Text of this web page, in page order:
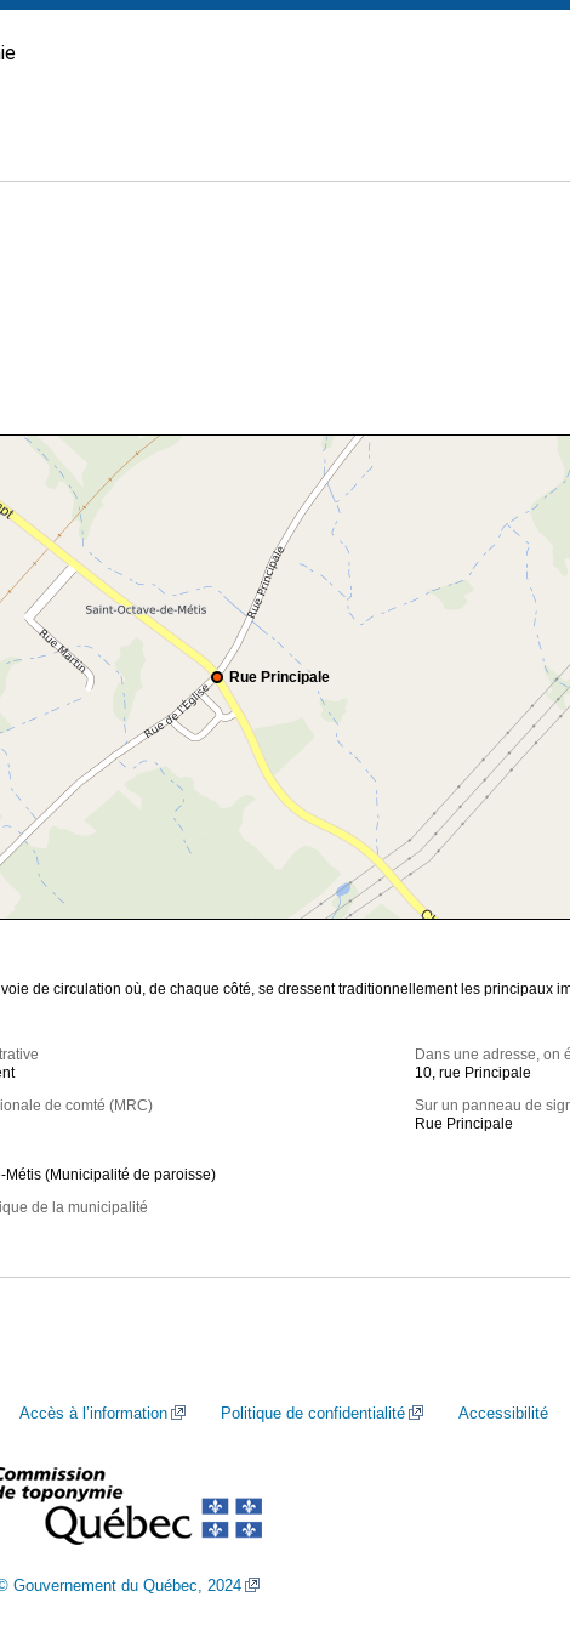
Rue Principale
voie de circulation où, de chaque côté, se dressent traditionnellement les principaux
de comté (MRC)
Métis (Municipalité de paroisse)
de la municipalité
Dans une adresse, on
10, rue Principale
Sur un panneau de
Rue Principale
Accès à l’information Politique de confidentialité Accessibilité
Gouvernement du Québec, 2024